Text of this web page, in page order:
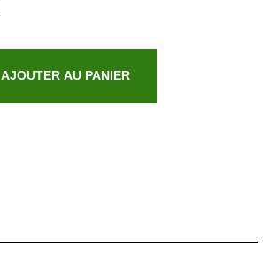
AJOUTER AU PANIER